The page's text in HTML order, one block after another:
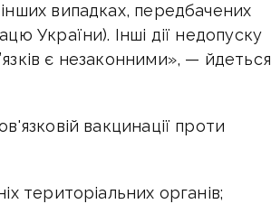
випадках, передбачених
України). Інші дії недопуску
є незаконними», — йдеться
вакцинації проти
територіальних органів;